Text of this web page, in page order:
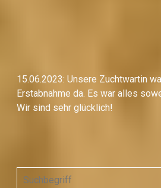
15.06.2023: Unsere Zuchtwartin
Erstabnahme da. Es war alles
Wir sind sehr glücklich!